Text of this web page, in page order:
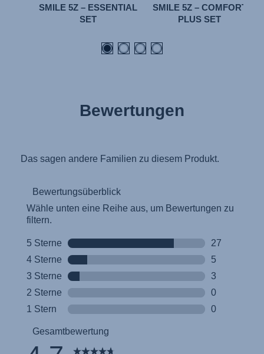
SMILE 5Z – ESSENTIAL
SET
SMILE 5Z – COMFORT
PLUS SET
Bewertungen